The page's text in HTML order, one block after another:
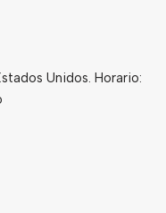
Unidos. Horario: